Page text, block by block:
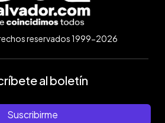
reservados 1999-2026
al boletín
Suscribirme